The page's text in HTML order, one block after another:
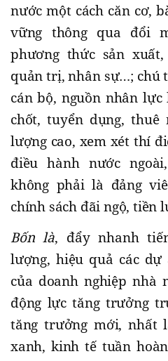
nước một cách căn cơ,
vững thông qua đổi
phương thức sản
quản trị, nhân sự…; chú
cán bộ, nguồn nhân
chốt, tuyển dụng,
lượng cao, xem xét thí
điều hành nước
không phải là đảng
chính sách đãi ngộ, tiền
Bốn là, đẩy nhanh
lượng, hiệu quả các
của doanh nghiệp nhà
động lực tăng trưởng
tăng trưởng mới, nhất
xanh, kinh tế tuần